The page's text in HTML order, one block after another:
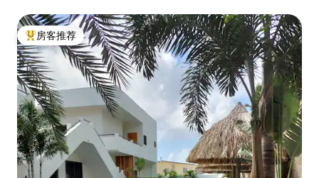
热门「房客推荐」
房客推荐